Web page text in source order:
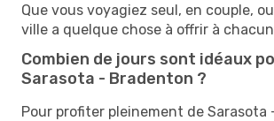
Que vous voyagiez seul, en couple,
ville a quelque chose à offrir à
Combien de jours sont idéaux
Sarasota - Bradenton ?
Pour profiter pleinement de Sarasota